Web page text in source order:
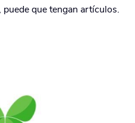
que tengan artículos.